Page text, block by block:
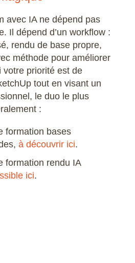
avec IA ne dépend pas
Il dépend d’un workflow :
rendu de base propre,
méthode pour améliorer
votre priorité est de
tout en visant un
le duo le plus
:
formation bases
à découvrir ici.
formation rendu IA
ici.